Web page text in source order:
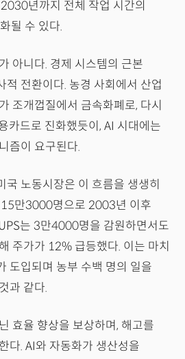
년까지 전체 작업 시간의
될 수 있다.
아니다. 경제 시스템의 근본
적 전환이다. 농경 사회에서 산업
조개껍질에서 금속화폐로, 다시
카드로 진화했듯이, AI 시대에는
즘이 요구된다.
노동시장은 이 흐름을 생생히
만3000명으로 2003년 이후
는 3만4000명을 감원하면서도
주가가 12% 급등했다. 이는 마치
도입되며 농부 수백 명의 일을
과 같다.
효율 향상을 보상하며, 해고를
다. AI와 자동화가 생산성을